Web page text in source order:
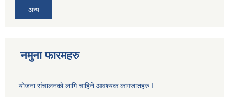
अन्य
नमुना फारमहरु
योजना संचालनको लागि चाहिने आवश्यक कागजातहरु I